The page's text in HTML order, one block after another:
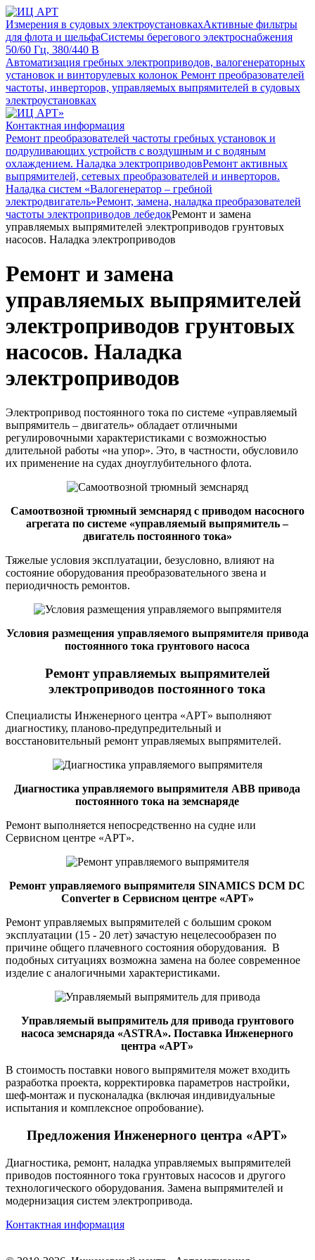
Измерения в судовых электроустановкахАктивные фильтры
для флота и шельфаСистемы берегового электроснабжения
50/60 Гц, 380/440 В
Автоматизация гребных электроприводов, валогенераторных
установок и винторулевых колонок Ремонт преобразователей
частоты, инверторов, управляемых выпрямителей в судовых
электроустановках
Контактная информация
Ремонт преобразователей частоты гребных установок и
подруливающих устройств с воздушным и с водяным
охлаждением. Наладка электроприводовРемонт активных
выпрямителей, сетевых преобразователей и инверторов.
Наладка систем «Валогенератор – гребной
электродвигатель»Ремонт, замена, наладка преобразователей
частоты электроприводов лебедокРемонт и замена
управляемых выпрямителей электроприводов грунтовых
насосов. Наладка электроприводов
Ремонт и замена
управляемых выпрямителей
электроприводов грунтовых
насосов. Наладка
электроприводов
Электропривод постоянного тока по системе «управляемый
выпрямитель – двигатель» обладает отличными
регулировочными характеристиками с возможностью
длительной работы «на упор». Это, в частности, обусловило
их применение на судах дноуглубительного флота.
Самоотвозной трюмный земснаряд с приводом насосного
агрегата по системе «управляемый выпрямитель –
двигатель постоянного тока»
Тяжелые условия эксплуатации, безусловно, влияют на
состояние оборудования преобразовательного звена и
периодичность ремонтов.
Условия размещения управляемого выпрямителя привода
постоянного тока грунтового насоса
Ремонт управляемых выпрямителей
электроприводов постоянного тока
Специалисты Инженерного центра «АРТ» выполняют
диагностику, планово-предупредительный и
восстановительный ремонт управляемых выпрямителей.
Диагностика управляемого выпрямителя АВВ привода
постоянного тока на земснаряде
Ремонт выполняется непосредственно на судне или
Сервисном центре «АРТ».
Ремонт управляемого выпрямителя SINAMICS DCM DC
Converter в Сервисном центре «АРТ»
Ремонт управляемых выпрямителей с большим сроком
эксплуатации (15 - 20 лет) зачастую нецелесообразен по
причине общего плачевного состояния оборудования. В
подобных ситуациях возможна замена на более современное
изделие с аналогичными характеристиками.
Управляемый выпрямитель для привода грунтового
насоса земснаряда «ASTRA». Поставка Инженерного
центра «АРТ»
В стоимость поставки нового выпрямителя может входить
разработка проекта, корректировка параметров настройки,
шеф-монтаж и пусконаладка (включая индивидуальные
испытания и комплексное опробование).
Предложения Инженерного центра «АРТ»
Диагностика, ремонт, наладка управляемых выпрямителей
приводов постоянного тока грунтовых насосов и другого
технологического оборудования. Замена выпрямителей и
модернизация систем электропривода.
Контактная информация